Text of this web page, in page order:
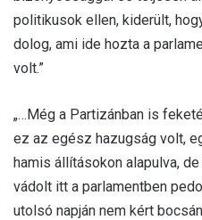
politikusok ellen, kiderült,
dolog, ami ide hozta a
volt.”
„…Még a Partizánban is
ez az egész hazugság volt,
hamis állításokon alapulva,
vádolt itt a parlamentben
utolsó napján nem kért